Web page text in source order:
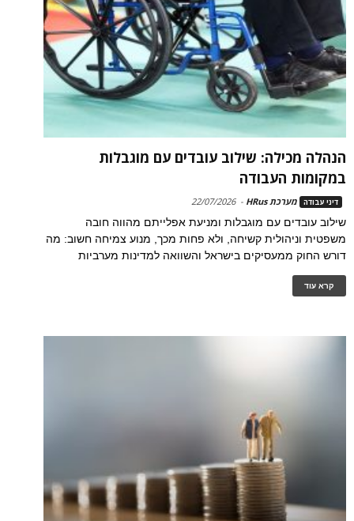
הנהלה מכילה: שילוב עובדים עם מוגבלות
במקומות העבודה
דיני עבודה מערכת HRus -
22/07/2026
שילוב עובדים עם מוגבלות ומניעת אפלייתם מהווה חובה
משפטית וניהולית קשיחה, ולא פחות מכך, מנוע צמיחה חשוב: מה
דורש החוק ממעסיקים בישראל והשוואה למדינות מערביות
קרא עוד